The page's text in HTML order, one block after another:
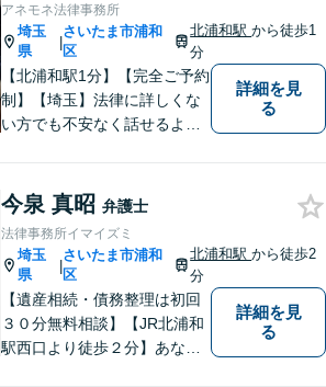
アネモネ法律事務所
埼玉
県
|
さいたま市浦和
区
北浦和駅から徒歩1
分
【北浦和駅1分】【完全ご予約
制】【埼玉】法律に詳しくな
い方でも不安なく話せるよ
く感じがちな法律問題も、少
しずつ一緒に整理していきま
しょう。
詳細を見
る
今泉 真昭 弁護士
法律事務所イマイズミ
埼玉
県
|
さいたま市浦和
区
北浦和駅から徒歩2
分
【遺産相続・債務整理は初回
３０分無料相談】【JR北浦和
駅西口より徒歩２分】あなた
詳細を見
る